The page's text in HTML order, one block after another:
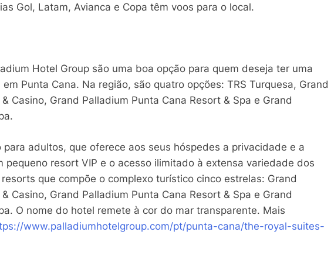
Gol, Latam, Avianca e Copa têm voos para o local.
Hotel Group são uma boa opção para quem deseja ter uma
Punta Cana. Na região, são quatro opções: TRS Turquesa, Grand
Casino, Grand Palladium Punta Cana Resort & Spa e Grand
para adultos, que oferece aos seus hóspedes a privacidade e a
pequeno resort VIP e o acesso ilimitado à extensa variedade dos
que compõe o complexo turístico cinco estrelas: Grand
Casino, Grand Palladium Punta Cana Resort & Spa e Grand
O nome do hotel remete à cor do mar transparente. Mais
www.palladiumhotelgroup.com/pt/punta-cana/the-royal-suites-